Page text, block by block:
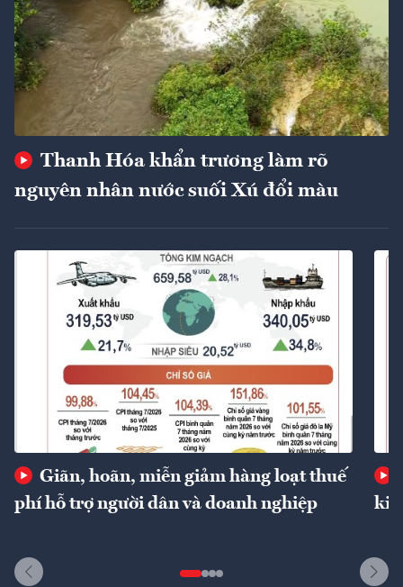
Thanh Hóa khẩn trương làm rõ
nguyên nhân nước suối Xú đổi màu
Giãn, hoãn, miễn giảm hàng loạt thuế
phí hỗ trợ người dân và doanh nghiệp